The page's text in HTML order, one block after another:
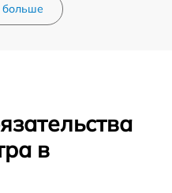
больше
в